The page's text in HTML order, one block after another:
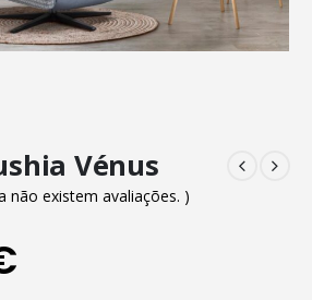
Vénus
não existem avaliações. )